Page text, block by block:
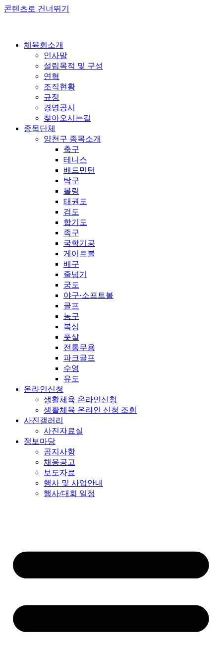
콘텐츠로 건너뛰기
체육회소개
인사말
설립목적 및 구성
연혁
조직현황
규정
경영공시
찾아오시는길
종목단체
양천구 종목소개
축구
테니스
배드민턴
탁구
볼링
태권도
검도
합기도
족구
국학기공
게이트볼
배구
줄넘기
궁도
야구·소프트볼
골프
농구
복싱
풋살
전통무용
파크골프
수영
유도
온라인신청
생활체육 온라인신청
생활체육 온라인 신청 조회
사진갤러리
사진자료실
정보마당
공지사항
채용공고
보도자료
행사 및 사업안내
행사/대회 일정